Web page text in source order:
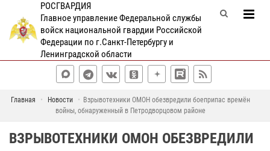
РОСГВАРДИЯ
Главное управление Федеральной службы
войск национальной гвардии Российской
Федерации по г.Санкт-Петербургу и
Ленинградской области
Главная Новости
Взрывотехники ОМОН обезвредили боеприпас времён
войны, обнаруженный в Петродворцовом районе
ВЗРЫВОТЕХНИКИ ОМОН ОБЕЗВРЕДИЛИ